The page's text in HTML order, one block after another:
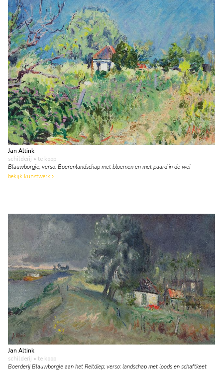
Jan Altink
schilderij • te koop
Blauwborgje; verso: Boerenlandschap met bloemen en met paard in de wei
bekijk kunstwerk
Jan Altink
schilderij • te koop
Boerderij Blauwborgje aan het Reitdiep; verso: landschap met loods en schaftkeet